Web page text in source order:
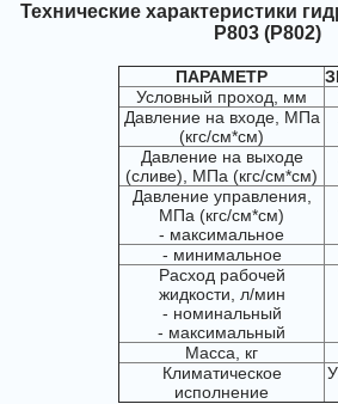
Технические характеристики
Р803 (Р802)
ПАРАМЕТР
Условный проход, мм
Давление на входе, МПа
(кгс/см*см)
Давление на выходе
(сливе), МПа (кгс/см*см)
Давление управления,
МПа (кгс/см*см)
- максимальное
- минимальное
Расход рабочей
жидкости, л/мин
- номинальный
- максимальный
Масса, кг
Климатическое
исполнение